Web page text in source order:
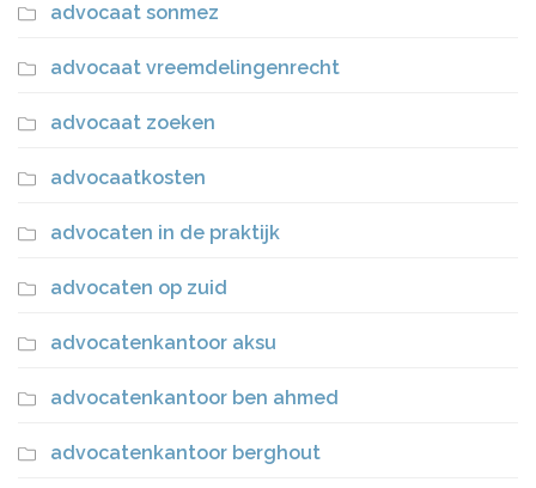
advocaat sonmez
advocaat vreemdelingenrecht
advocaat zoeken
advocaatkosten
advocaten in de praktijk
advocaten op zuid
advocatenkantoor aksu
advocatenkantoor ben ahmed
advocatenkantoor berghout